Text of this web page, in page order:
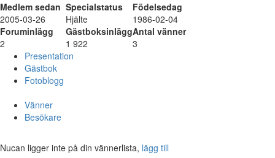
Medlem sedan Specialstatus
Födelsedag
2005-03-26
Hjälte
1986-02-04
Foruminlägg
GästboksinläggAntal vänner
2
1 922
3
Presentation
Gästbok
Fotoblogg
Vänner
Besökare
Nucan ligger inte på din vännerlista, lägg till